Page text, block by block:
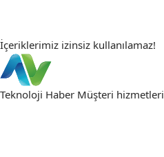
İçeriklerimiz izinsiz kullanılamaz!
Teknoloji Haber Müşteri hizmetleri